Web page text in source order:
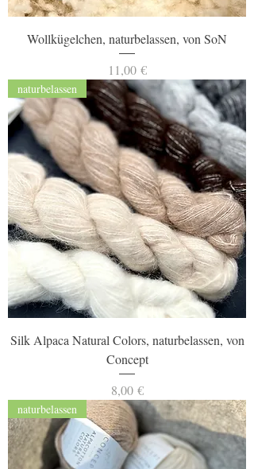
Wollkügelchen, naturbelassen, von SoN
Preis
11,00 €
naturbelassen
Silk Alpaca Natural Colors, naturbelassen, von
Concept
Preis
8,00 €
naturbelassen